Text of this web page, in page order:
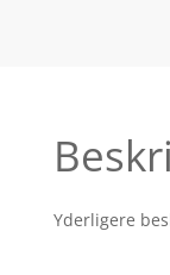
Yderligere